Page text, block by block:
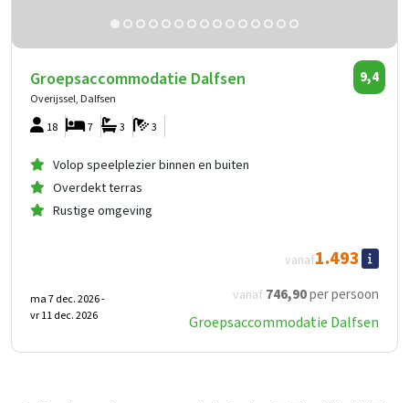
Groepsaccommodatie Dalfsen
Overijssel, Dalfsen
9,4
18 3
3
7
Volop speelplezier binnen en buiten
Overdekt terras
Rustige omgeving
vanaf 746,90per persoon
vanaf1.493
ma 7 dec. 2026 -
vr 11 dec. 2026
Groepsaccommodatie Dalfsen